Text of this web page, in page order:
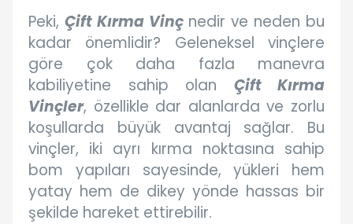
Peki, Çift Kırma Vinçnedir ve neden bu
kadar önemlidir? Geleneksel vinçlere
göre çok daha fazla manevra
kabiliyetine sahip olan Çift Kırma
Vinçler, özellikle dar alanlarda ve zorlu
koşullarda büyük avantaj sağlar. Bu
vinçler, iki ayrı kırma noktasına sahip
bom yapıları sayesinde, yükleri hem
yatay hem de dikey yönde hassas bir
şekilde hareket ettirebilir.